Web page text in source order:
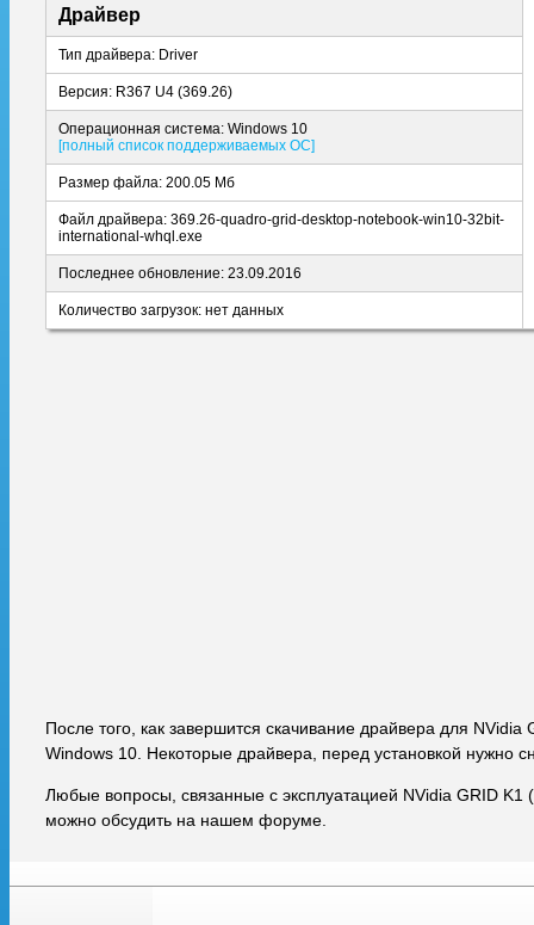
Драйвер
Тип драйвера: Driver
Версия: R367 U4 (369.26)
Операционная система: Windows 10
[полный список поддерживаемых ОС]
Размер файла: 200.05 Мб
Файл драйвера: 369.26-quadro-grid-desktop-notebook-win10-32bit-
international-whql.exe
Последнее обновление: 23.09.2016
Количество загрузок: нет данных
После того, как завершится скачивание драйвера для
Windows 10. Некоторые драйвера, перед установкой нужно
Любые вопросы, связанные с эксплуатацией NVidia GRID K1
можно обсудить на нашем форуме.